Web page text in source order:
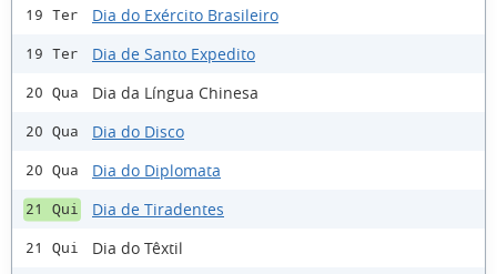
19 Ter Dia do Exército Brasileiro
19 Ter Dia de Santo Expedito
20 Qua Dia da Língua Chinesa
20 Qua Dia do Disco
20 Qua Dia do Diplomata
21 Qui Dia de Tiradentes
21 Qui Dia do Têxtil